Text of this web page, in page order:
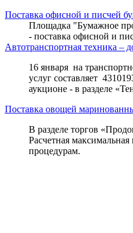
Поставка офисной и писчей
Площадка "Бумажное
- поставка офисной и
Автотранспортная техника –
16 января на
услуг составляет
аукционе - в разделе
Поставка овощей
В разделе торгов
Расчетная
процедурам.